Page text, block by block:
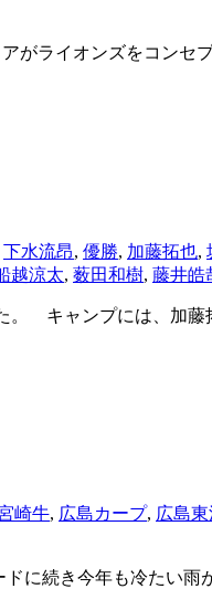
がライオンズをコン
下水流昂, 優勝, 加藤拓也,
越涼太, 薮田和樹, 藤井皓
キャンプには、加藤
崎牛, 広島カープ, 広島
続き今年も冷たい雨